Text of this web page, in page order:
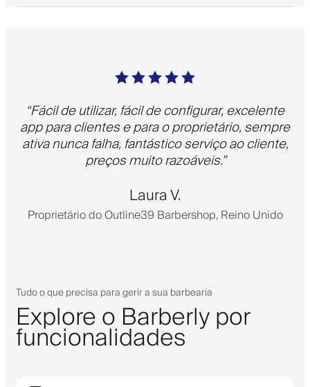
“Fácil de utilizar, fácil de configurar, excelente
app para clientes e para o proprietário, sempre
ativa nunca falha, fantástico serviço ao cliente,
preços muito razoáveis.”
Laura V.
Proprietário do Outline39 Barbershop, Reino Unido
Tudo o que precisa para gerir a sua barbearia
Explore o Barberly por
funcionalidades